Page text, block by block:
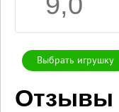
Выбрать игрушку
Отзывы